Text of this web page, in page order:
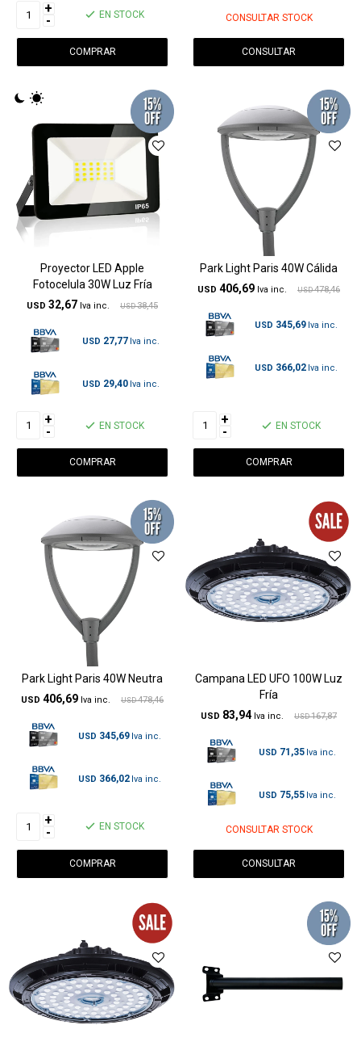
+
- EN STOCK CONSULTAR STOCK
CONSULTAR
Proyector LED Apple
Fotocelula 30W Luz Fría
USD 32,67 USD 38,45
USD 27,77
USD 29,40
+
- EN STOCK
Park Light Paris 40W Cálida
USD 406,69 USD 478,46
USD 345,69
USD 366,02
+
- EN STOCK
Park Light Paris 40W Neutra
USD 406,69 USD 478,46
USD 345,69
USD 366,02
+
- EN STOCK
Campana LED UFO 100W Luz
Fría
USD 83,94 USD 167,87
USD 71,35
USD 75,55
CONSULTAR STOCK
CONSULTAR